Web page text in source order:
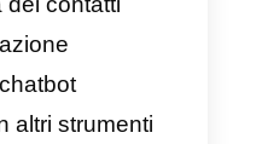
di collegare
tramite
Business o in